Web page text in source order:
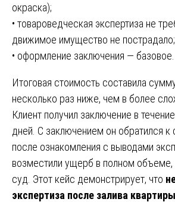
окраска);
• товароведческая экспертиза не
движимое имущество не пострадало;
• оформление заключения — базовое.
Итоговая стоимость составила
несколько раз ниже, чем в более
Клиент получил заключение в
дней. С заключением он обратился
после ознакомления с выводами
возместили ущерб в полном
суд. Этот кейс демонстрирует, что
экспертиза после залива